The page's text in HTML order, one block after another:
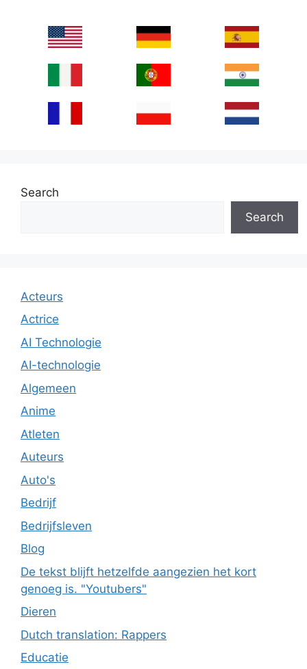
Search
Search
Acteurs
Actrice
AI Technologie
AI-technologie
Algemeen
Anime
Atleten
Auteurs
Auto's
Bedrijf
Bedrijfsleven
Blog
De tekst blijft hetzelfde aangezien het kort
genoeg is. "Youtubers"
Dieren
Dutch translation: Rappers
Educatie